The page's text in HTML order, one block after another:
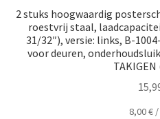
2 stuks hoogwaardig
roestvrij staal,
31/32″), versie: links, B-
voor deuren,
8,00€ /